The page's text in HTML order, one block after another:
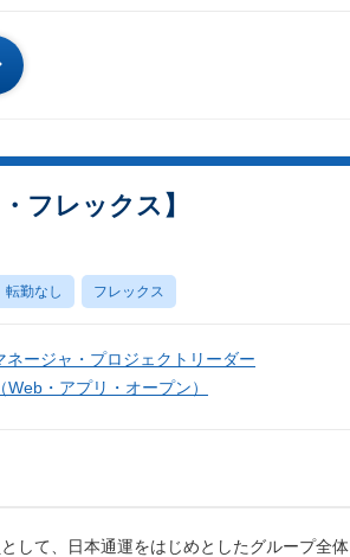
フレックス】
転勤なし フレックス
ネージャ・プロジェクトリーダー
・アプリ・オープン）
して、日本通運をはじめとしたグループ全体